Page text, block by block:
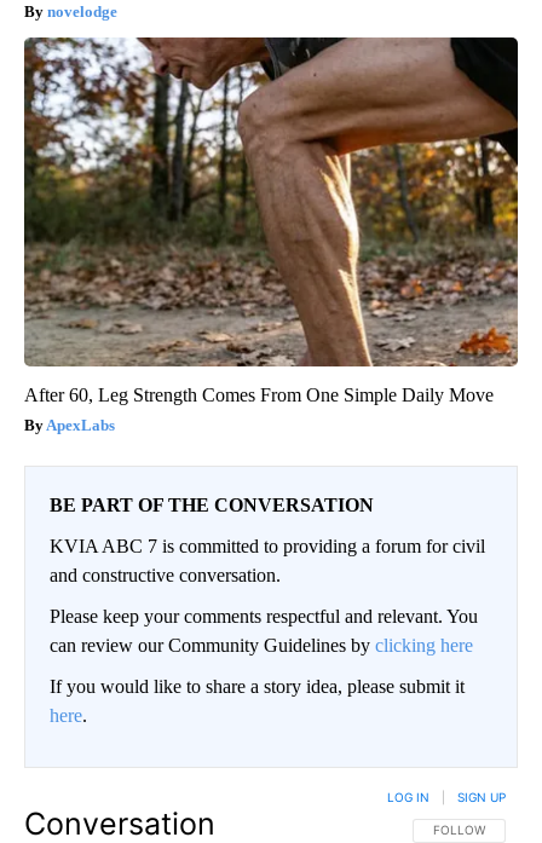
novelodge
After 60, Leg Strength Comes From One Simple Daily Move
ApexLabs
BE PART OF THE CONVERSATION
KVIA ABC 7 is committed to providing a forum for civil
and constructive conversation.
Please keep your comments respectful and relevant. You
can review our Community Guidelines by clicking here
If you would like to share a story idea, please submit it
here.
Conversation FOLLOW THIS
FOLLOW
LOG IN SIGN UP